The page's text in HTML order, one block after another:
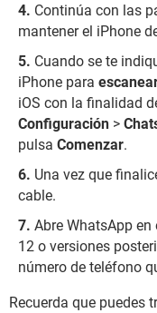
Continúa con las
mantener el iPhone
Cuando se te
iPhone para
iOS con la finalidad
Configuración >
pulsa Comenzar.
Una vez que
cable.
Abre WhatsApp
12 o versiones
número de teléfono
Recuerda que puedes